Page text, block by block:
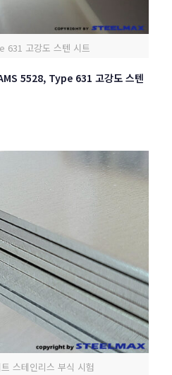
631 고강도 스텐 시트
5528, Type 631 고강도 스텐
스테인리스 부식 시험